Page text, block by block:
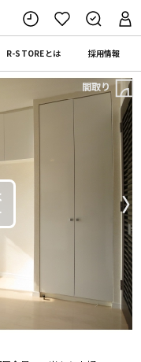
R-STOREとは 採用情報
〉
間取り